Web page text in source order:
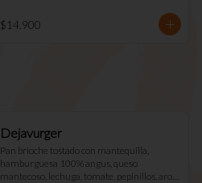
$14.900
Dejavurger
Pan brioche tostado con mantequilla,
hamburguesa 100% angus, queso
mantecoso, lechuga, tomate, pepinillos, aros